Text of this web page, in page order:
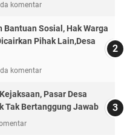
komentar
Bantuan Sosial, Hak Warga
Pihak Lain,Desa
komentar
Pasar Desa
Tak Bertanggung Jawab